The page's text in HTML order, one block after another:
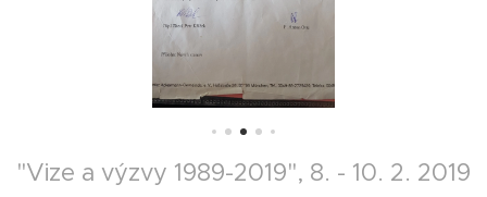
"Vize a výzvy 1989-2019", 8. - 10. 2. 2019